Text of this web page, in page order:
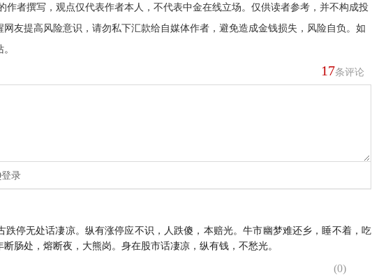
作者撰写，观点仅代表作者本人，不代表中金在线立场。仅供读者参考，并不构成投
友提高风险意识，请勿私下汇款给自媒体作者，避免造成金钱损失，风险自负。如
17条评论
登录
跌停无处话凄凉。纵有涨停应不识，人跌傻，本赔光。牛市幽梦难还乡，睡不着，吃
肠处，熔断夜，大熊岗。身在股市话凄凉，纵有钱，不愁光。
(0)